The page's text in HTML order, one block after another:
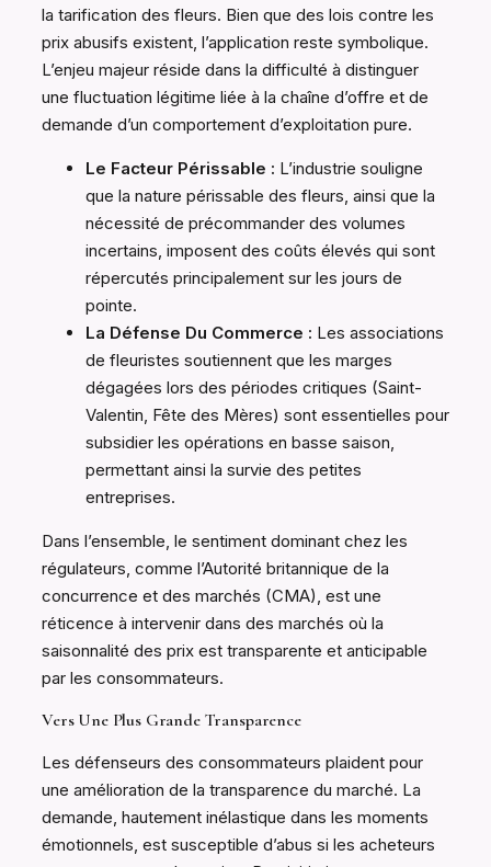
la tarification des fleurs. Bien que des lois contre les
prix abusifs existent, l’application reste symbolique.
L’enjeu majeur réside dans la difficulté à distinguer
une fluctuation légitime liée à la chaîne d’offre et de
demande d’un comportement d’exploitation pure.
Le Facteur Périssable : L’industrie souligne
que la nature périssable des fleurs, ainsi que la
nécessité de précommander des volumes
incertains, imposent des coûts élevés qui sont
répercutés principalement sur les jours de
pointe.
La Défense Du Commerce : Les associations
de fleuristes soutiennent que les marges
dégagées lors des périodes critiques (Saint-
Valentin, Fête des Mères) sont essentielles pour
subsidier les opérations en basse saison,
permettant ainsi la survie des petites
entreprises.
Dans l’ensemble, le sentiment dominant chez les
régulateurs, comme l’Autorité britannique de la
concurrence et des marchés (CMA), est une
réticence à intervenir dans des marchés où la
saisonnalité des prix est transparente et anticipable
par les consommateurs.
Vers Une Plus Grande Transparence
Les défenseurs des consommateurs plaident pour
une amélioration de la transparence du marché. La
demande, hautement inélastique dans les moments
émotionnels, est susceptible d’abus si les acheteurs